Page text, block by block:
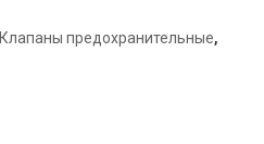
Клапаны предохранительные,